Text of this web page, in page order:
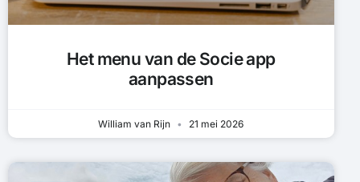
Het menu van de Socie app
aanpassen
William van Rijn 21 mei 2026